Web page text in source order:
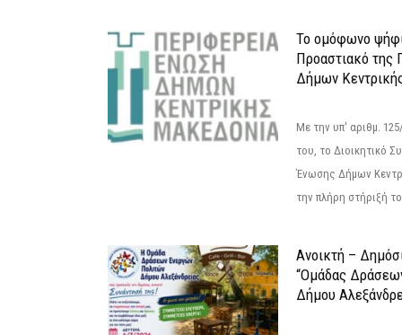
Το ομόφωνο
Προαστιακό της
Δήμων
Με την υπ' αριθμ.
του, το Διοικητικό
Ένωσης Δήμων
την πλήρη στήριξή
Ανοικτή –
“Ομάδας
Δήμου